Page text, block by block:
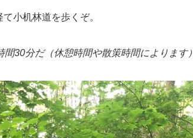
小机林道を歩くぞ。
30分だ（休憩時間や散策時間によります）